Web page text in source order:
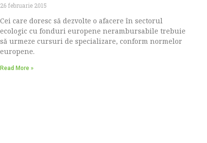
26 februarie 2015
Cei care doresc să dezvolte o afacere în sectorul
ecologic cu fonduri europene nerambursabile trebuie
să urmeze cursuri de specializare, conform normelor
europene.
Read More »